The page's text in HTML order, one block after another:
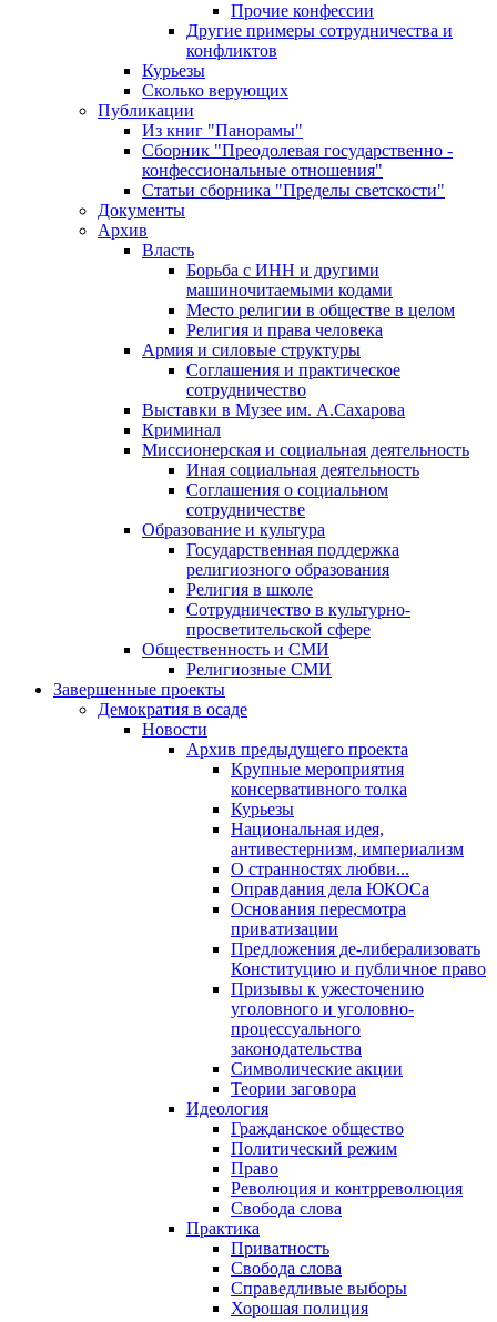
Прочие конфессии
Другие примеры сотрудничества и
конфликтов
Курьезы
Сколько верующих
Публикации
Из книг "Панорамы"
Сборник "Преодолевая государственно -
конфессиональные отношения"
Статьи сборника "Пределы светскости"
Документы
Архив
Власть
Борьба с ИНН и другими
машиночитаемыми кодами
Место религии в обществе в целом
Религия и права человека
Армия и силовые структуры
Соглашения и практическое
сотрудничество
Выставки в Музее им. А.Сахарова
Криминал
Миссионерская и социальная деятельность
Иная социальная деятельность
Соглашения о социальном
сотрудничестве
Образование и культура
Государственная поддержка
религиозного образования
Религия в школе
Сотрудничество в культурно-
просветительской сфере
Общественность и СМИ
Религиозные СМИ
Завершенные проекты
Демократия в осаде
Новости
Архив предыдущего проекта
Крупные мероприятия
консервативного толка
Курьезы
Национальная идея,
антивестернизм, империализм
О странностях любви...
Оправдания дела ЮКОСа
Основания пересмотра
приватизации
Предложения де-либерализовать
Конституцию и публичное право
Призывы к ужесточению
уголовного и уголовно-
процессуального
законодательства
Символические акции
Теории заговора
Идеология
Гражданское общество
Политический режим
Право
Революция и контрреволюция
Свобода слова
Практика
Приватность
Свобода слова
Справедливые выборы
Хорошая полиция